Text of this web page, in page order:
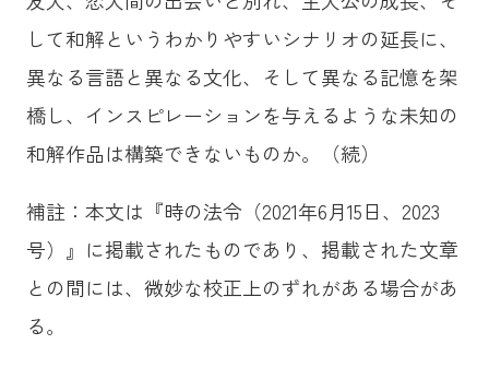
して和解というわかりやすいシナリオの延長に、
異なる言語と異なる文化、そして異なる記憶を架
橋し、インスピレーションを与えるような未知の
和解作品は構築できないものか。（続）
補註：本文は『時の法令（2021年6月15日、2023
号）』に掲載されたものであり、掲載された文章
との間には、微妙な校正上のずれがある場合があ
る。